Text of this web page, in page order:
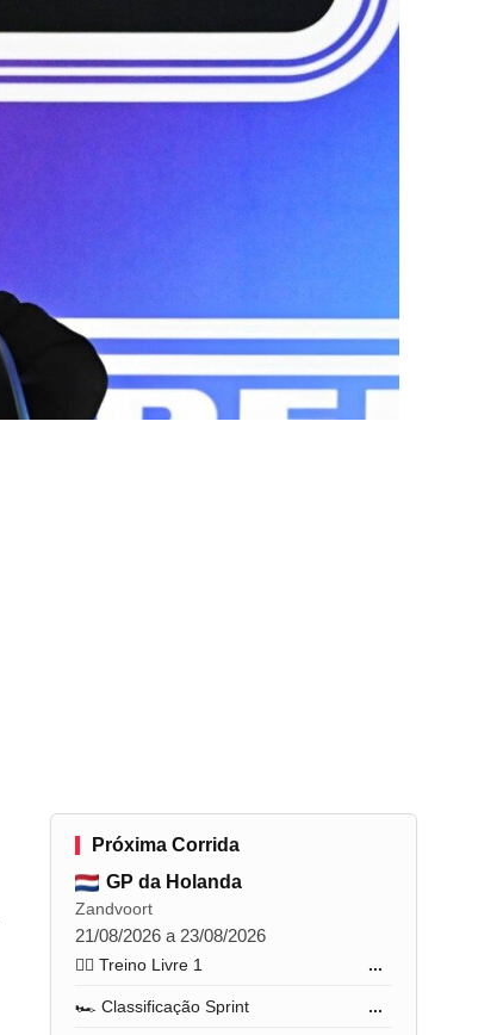
Próxima Corrida
GP da Holanda
Zandvoort
21/08/2026 a 23/08/2026
🏋️‍♂️ Treino Livre 1 ...
🏎️ Classificação Sprint ...